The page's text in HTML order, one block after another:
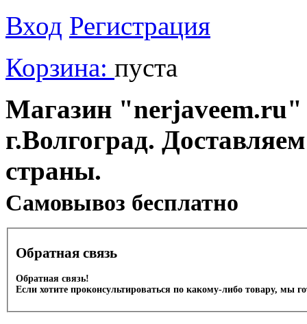
Вход Регистрация
Корзина: пуста
Магазин "nerjaveem.ru"
г.Волгоград.
страны.
Cамовывоз бесплатно
Обратная связь
Обратная связь!
Если хотите проконсультироваться по какому-либо товару, мы